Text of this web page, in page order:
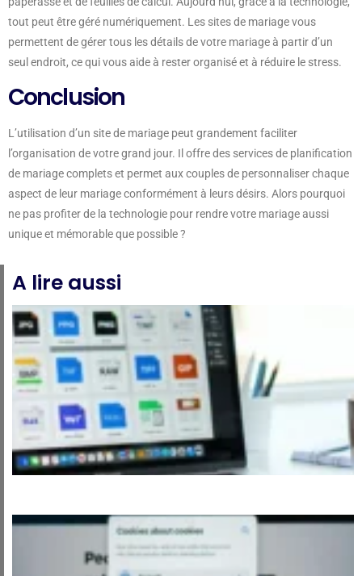
tout peut être géré numériquement. Les sites de mariage vous
permettent de gérer tous les détails de votre mariage à partir d’un
seul endroit, ce qui vous aide à rester organisé et à réduire le stress.
Conclusion
L’utilisation d’un site de mariage peut grandement faciliter
l’organisation de votre grand jour. Il offre des services de planification
de mariage complets et permet aux couples de personnaliser chaque
aspect de leur mariage conformément à leurs désirs. Alors pourquoi
ne pas profiter de la technologie pour rendre votre mariage aussi
unique et mémorable que possible ?
A lire aussi